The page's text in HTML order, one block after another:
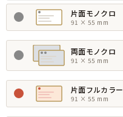
片面モノクロ
91 × 55 mm
両面モノクロ
91 × 55 mm
片面フルカラー
91 × 55 mm